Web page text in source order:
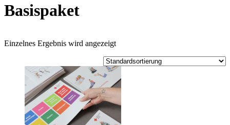
Basispaket
Einzelnes Ergebnis wird angezeigt